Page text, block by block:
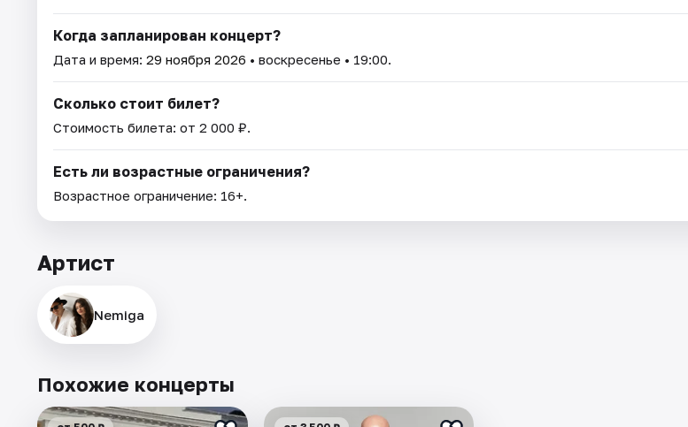
Когда запланирован концерт?
Дата и время: 29 ноября 2026 • воскресенье • 19:00.
Сколько стоит билет?
Стоимость билета: от 2 000 ₽.
Есть ли возрастные ограничения?
Возрастное ограничение: 16+.
Артист
Nemiga
Похожие концерты